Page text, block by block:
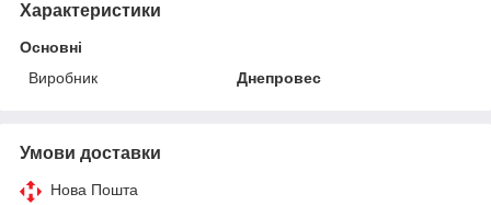
Характеристики
Основні
Виробник
Днепровес
Умови доставки
Нова Пошта